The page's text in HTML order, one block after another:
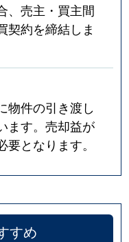
、売主・買主間
契約を締結しま
物件の引き渡し
ます。売却益が
となります。
すめ